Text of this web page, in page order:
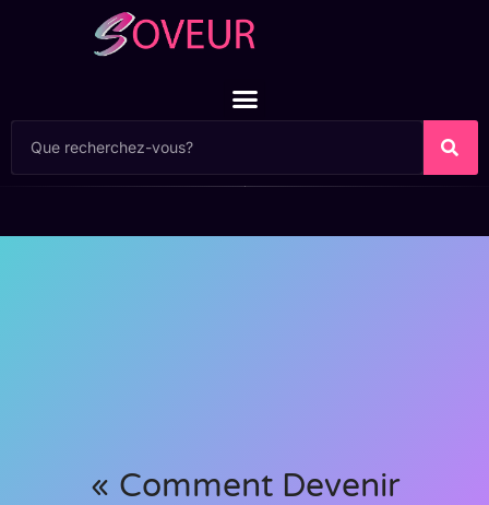
« Comment Devenir